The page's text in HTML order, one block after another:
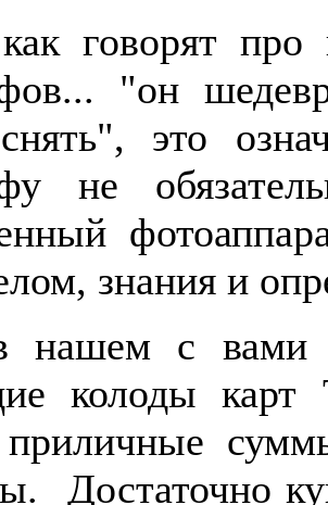
говорят
"он
это
не
знания и
с вами
колоды карт
приличные
Достаточно